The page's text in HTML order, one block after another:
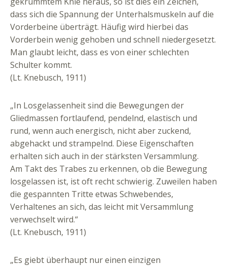
dass sich die Spannung der Unterhalsmuskeln auf die
Vorderbeine überträgt. Häufig wird hierbei das
Vorderbein wenig gehoben und schnell niedergesetzt.
Man glaubt leicht, dass es von einer schlechten
Schulter kommt.
(Lt. Knebusch, 1911)
„In Losgelassenheit sind die Bewegungen der
Gliedmassen fortlaufend, pendelnd, elastisch und
rund, wenn auch energisch, nicht aber zuckend,
abgehackt und strampelnd. Diese Eigenschaften
erhalten sich auch in der stärksten Versammlung.
Am Takt des Trabes zu erkennen, ob die Bewegung
losgelassen ist, ist oft recht schwierig. Zuweilen haben
die gespannten Tritte etwas Schwebendes,
Verhaltenes an sich, das leicht mit Versammlung
verwechselt wird.“
(Lt. Knebusch, 1911)
„Es giebt überhaupt nur einen einzigen